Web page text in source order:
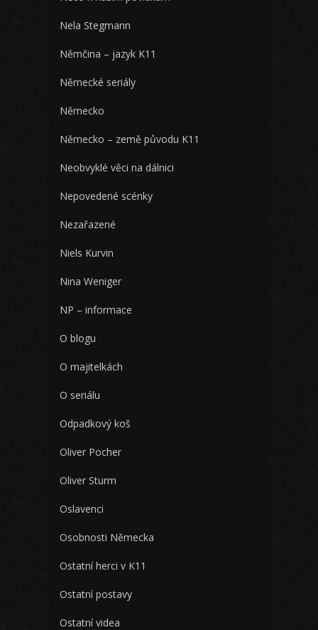
Nela Stegmann
Němčina – jazyk K11
Německé seriály
Německo
Německo – země původu K11
Neobvyklé věci na dálnici
Nepovedené scénky
Nezařazené
Niels Kurvin
Nina Weniger
NP – informace
O blogu
O majitelkách
O seriálu
Odpadkový koš
Oliver Pocher
Oliver Sturm
Oslavenci
Osobnosti Německa
Ostatní herci v K11
Ostatní postavy
Ostatní videa